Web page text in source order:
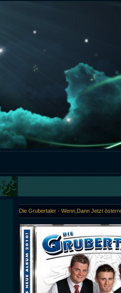
Die Grubertaler - Wenn,Dann Jetzt